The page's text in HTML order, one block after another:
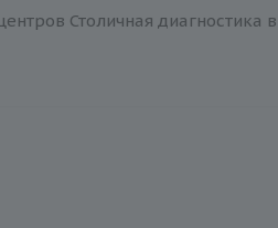
Столичная диагностика